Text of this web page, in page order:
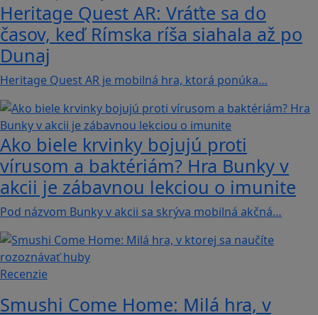
Heritage Quest AR: Vráťte sa do
časov, keď Rímska ríša siahala až po
Dunaj
Heritage Quest AR je mobilná hra, ktorá ponúka…
Ako biele krvinky bojujú proti
vírusom a baktériám? Hra Bunky v
akcii je zábavnou lekciou o imunite
Pod názvom Bunky v akcii sa skrýva mobilná akčná…
Recenzie
Smushi Come Home: Milá hra, v